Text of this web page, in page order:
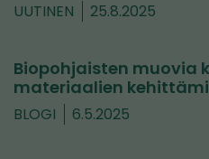
UUTINEN 25.8.2025
Biopohjaisten muovia
materiaalien
BLOGI 6.5.2025